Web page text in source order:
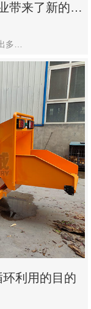
带来了新的变
多…
利用的目的